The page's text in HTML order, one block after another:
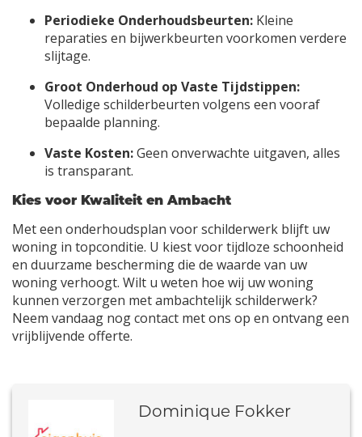
Periodieke Onderhoudsbeurten: Kleine
reparaties en bijwerkbeurten voorkomen verdere
slijtage.
Groot Onderhoud op Vaste Tijdstippen:
Volledige schilderbeurten volgens een vooraf
bepaalde planning.
Vaste Kosten:Geen onverwachte uitgaven, alles
is transparant.
Kies voor Kwaliteit en Ambacht
Met een onderhoudsplan voor schilderwerk blijft uw
woning in topconditie. U kiest voor tijdloze schoonheid
en duurzame bescherming die de waarde van uw
woning verhoogt. Wilt u weten hoe wij uw woning
kunnen verzorgen met ambachtelijk schilderwerk?
Neem vandaag nog contact met ons op en ontvang een
vrijblijvende offerte.
Dominique Fokker